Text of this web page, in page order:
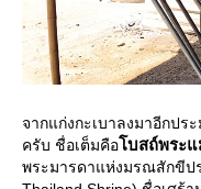
จากแก่งกะเบาลงมาอีกป
ครับ ชื่อเต็มคือบสถ์พระแ
พระมารดาแห่งมรณสักขีป